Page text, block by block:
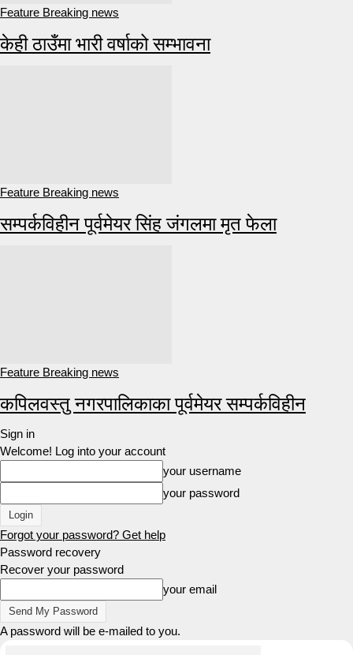
Feature Breaking news
केही ठाउँमा भारी वर्षाको सम्भावना
Feature Breaking news
सम्पर्कविहीन पूर्वमेयर सिंह जंगलमा मृत फेला
Feature Breaking news
कपिलवस्तु नगरपालिकाका पूर्वमेयर सम्पर्कविहीन
Sign in
Welcome! Log into your account
your username
your password
Forgot your password? Get help
Password recovery
Recover your password
your email
A password will be e-mailed to you.